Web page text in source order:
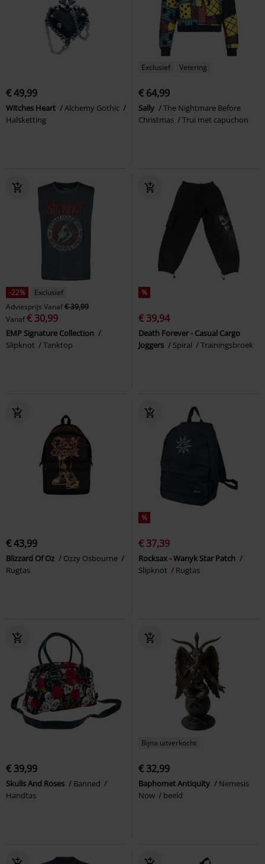
€ 49,99
Witches Heart
Alchemy Gothic
Halsketting
Exclusief Vetering
€ 64,99
Sally
The Nightmare Before
Christmas
Trui met capuchon
-22%
Exclusief
Adviesprijs Vanaf€ 39,99
Vanaf€ 30,99
EMP Signature Collection
Slipknot
Tanktop
%
€ 39,94
Death Forever - Casual Cargo
Joggers
Spiral Trainingsbroek
€ 43,99
Blizzard Of Oz
Ozzy Osbourne
Rugtas
%
€ 37,39
Rocksax - Wanyk Star Patch
Slipknot
Rugtas
€ 39,99
Skulls And Roses
Banned
Handtas
Bijna uitverkocht
€ 32,99
Baphomet Antiquity
Nemesis
Now
beeld